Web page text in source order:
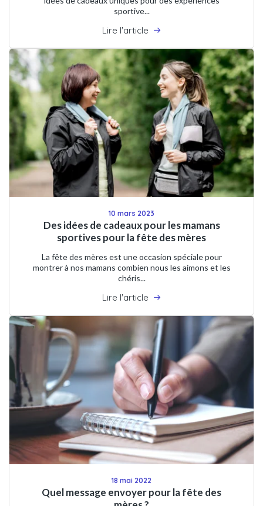
sportive...
Lire l'article
10 mars 2023
Des idées de cadeaux pour les mamans
sportives pour la fête des mères
La fête des mères est une occasion spéciale pour
montrer à nos mamans combien nous les aimons et les
chéris...
Lire l'article
18 mai 2022
Quel message envoyer pour la fête des